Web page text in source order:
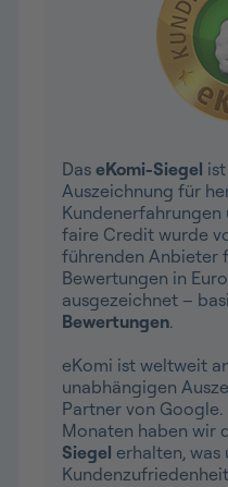
Das eKomi-Siegel
Auszeichnung für
Kundenerfahrungen
faire Credit wurde
führenden Anbieter
Bewertungen in
ausgezeichnet –
Bewertungen.
eKomi ist weltweit
unabhängigen
Partner von Google.
Monaten haben wir
Siegel erhalten, was